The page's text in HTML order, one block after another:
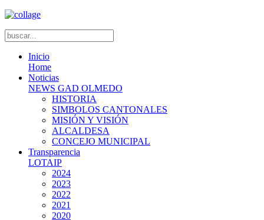
Inicio
Home
Noticias
NEWS GAD OLMEDO
HISTORIA
SIMBOLOS CANTONALES
MISIÓN Y VISIÓN
ALCALDESA
CONCEJO MUNICIPAL
Transparencia
LOTAIP
2024
2023
2022
2021
2020